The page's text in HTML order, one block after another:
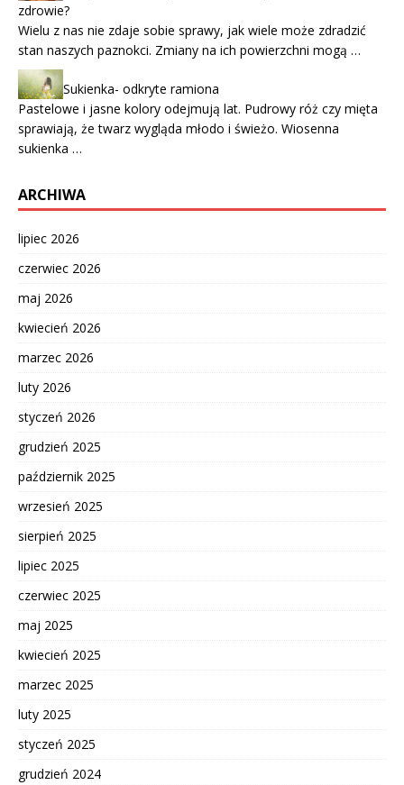
zdrowie?
Wielu z nas nie zdaje sobie sprawy, jak wiele może zdradzić
stan naszych paznokci. Zmiany na ich powierzchni mogą …
Sukienka- odkryte ramiona
Pastelowe i jasne kolory odejmują lat. Pudrowy róż czy mięta
sprawiają, że twarz wygląda młodo i świeżo. Wiosenna
sukienka …
ARCHIWA
lipiec 2026
czerwiec 2026
maj 2026
kwiecień 2026
marzec 2026
luty 2026
styczeń 2026
grudzień 2025
październik 2025
wrzesień 2025
sierpień 2025
lipiec 2025
czerwiec 2025
maj 2025
kwiecień 2025
marzec 2025
luty 2025
styczeń 2025
grudzień 2024